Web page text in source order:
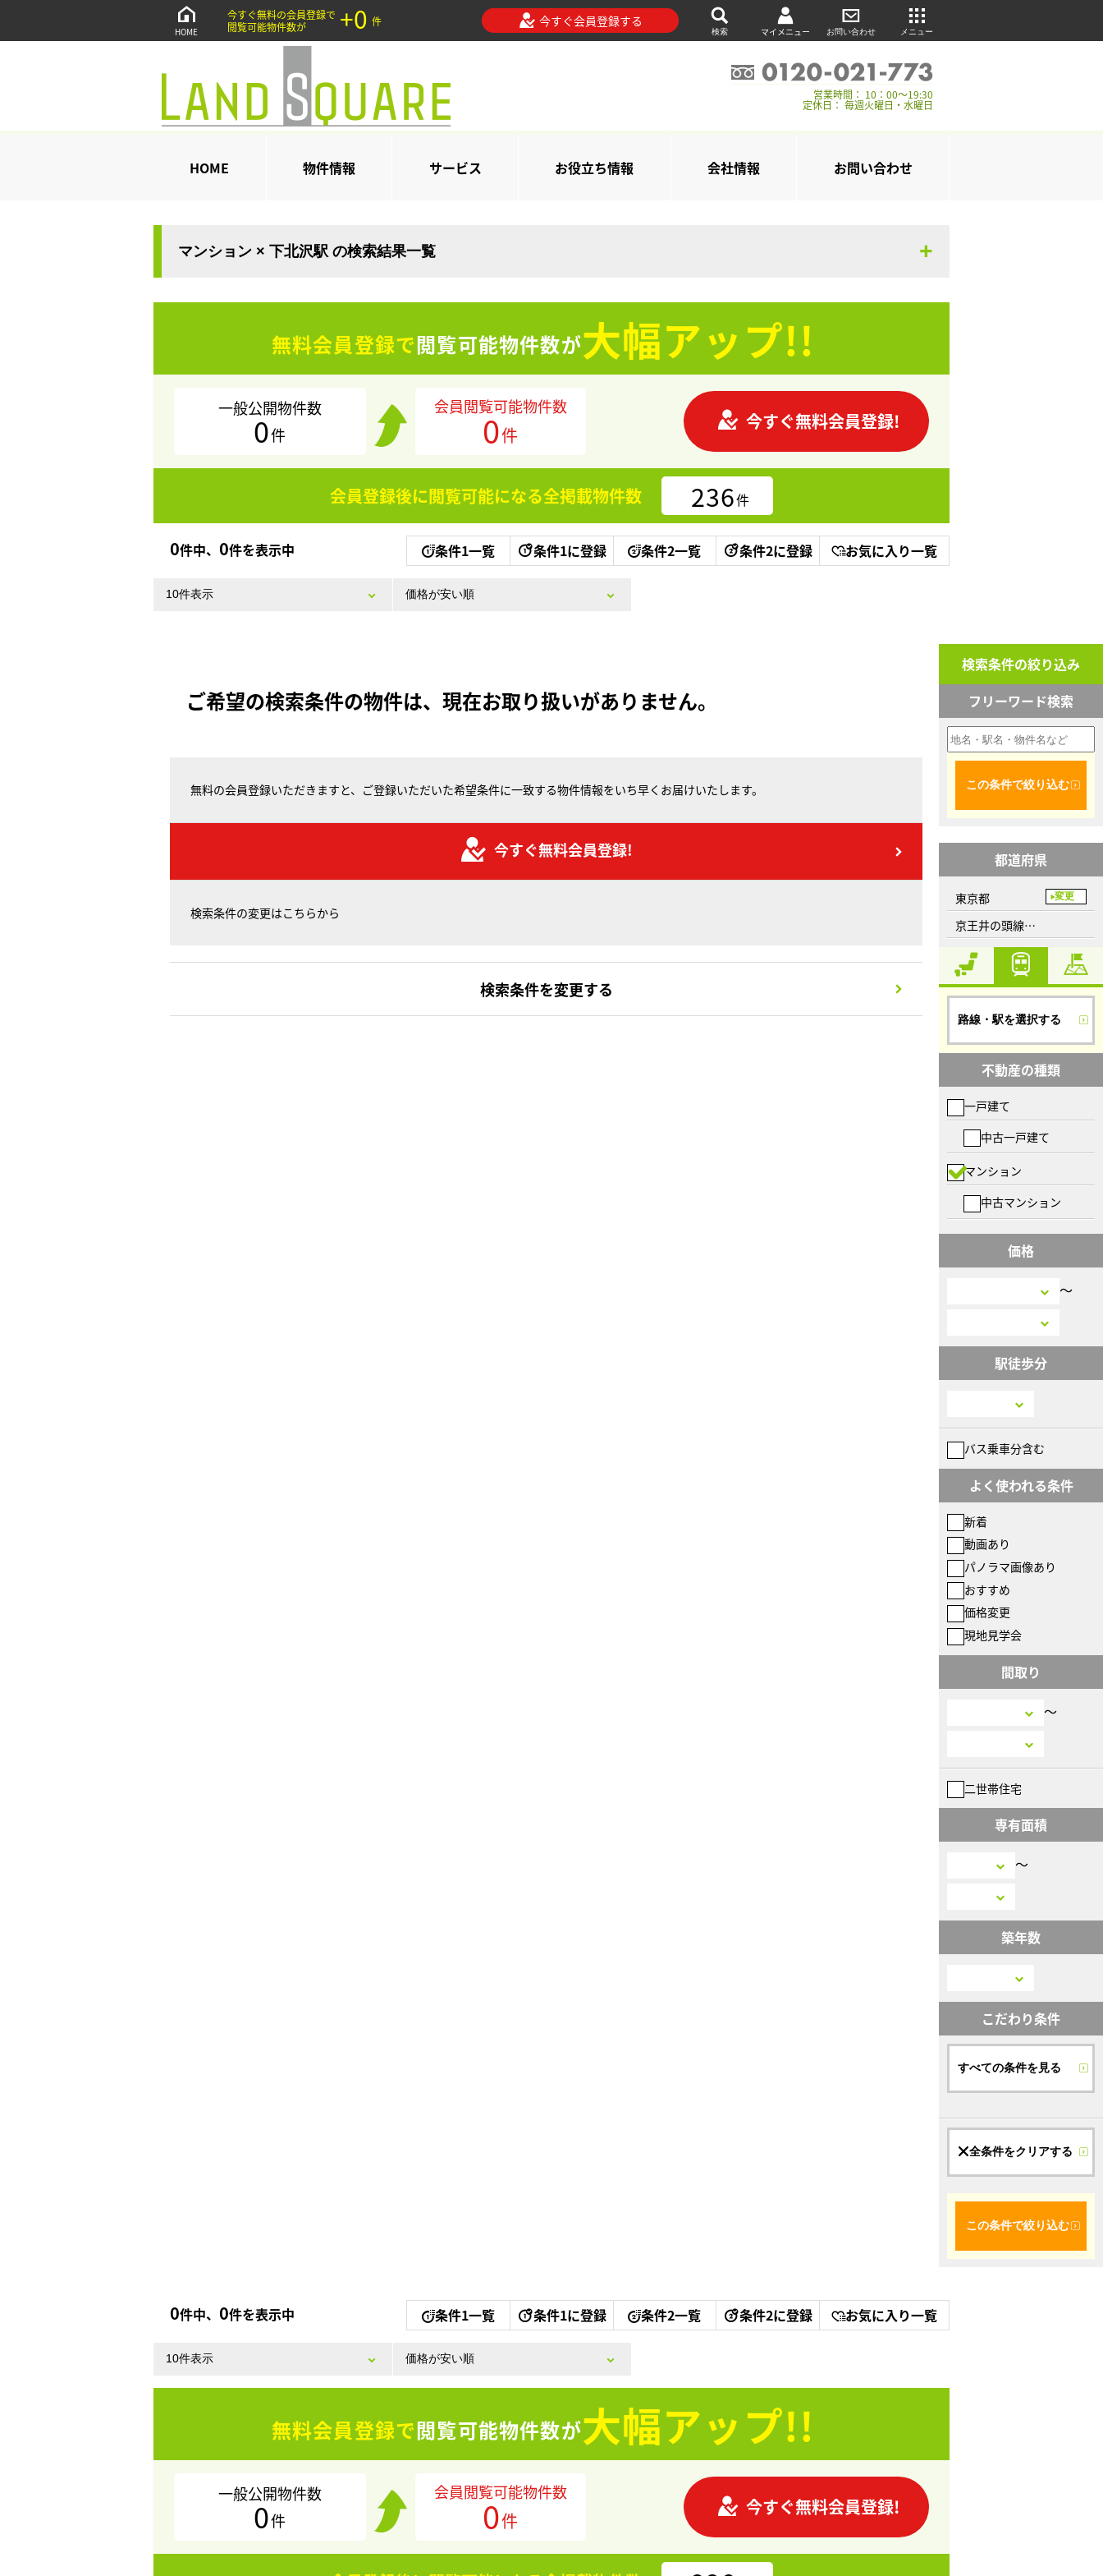
HOME
今すぐ無料の会員登録で
閲覧可能物件数が
+0 件 今すぐ会員登録する
検索 マイメニュー お問い合わせ メニュー
営業時間： 10：00～19:30
定休日： 毎週火曜日・水曜日
HOME 物件情報 サービス お役立ち情報 会社情報 お問い合わせ
マンション × 下北沢駅 の検索結果一覧
無料会員登録で閲覧可能物件数が大幅アップ!!
一般公開物件数
0件
会員閲覧可能物件数
0件
今すぐ無料会員登録!
会員登録後に閲覧可能になる全掲載物件数 236件
0件中、 0件を表示中 条件1一覧 条件1に登録 条件2一覧 条件2に登録 お気に入り一覧
ご希望の検索条件の物件は、現在お取り扱いがありません。
無料の会員登録いただきますと、ご登録いただいた希望条件に一致する物件情報をいち早くお届けいたします。
今すぐ無料会員登録!
検索条件の変更はこちらから
検索条件を変更する
検索条件の絞り込み
フリーワード検索
この条件で絞り込む
都道府県
東京都 変更
京王井の頭線、下北沢駅
路線・駅を選択する
不動産の種類
一戸建て
中古一戸建て
マンション
中古マンション
価格
〜
駅徒歩分
バス乗車分含む
よく使われる条件
新着
動画あり
パノラマ画像あり
おすすめ
価格変更
現地見学会
間取り
〜
二世帯住宅
専有面積
〜
築年数
こだわり条件
すべての条件を見る
全条件をクリアする
この条件で絞り込む
0件中、 0件を表示中 条件1一覧 条件1に登録 条件2一覧 条件2に登録 お気に入り一覧
無料会員登録で閲覧可能物件数が大幅アップ!!
一般公開物件数
0件
会員閲覧可能物件数
0件
今すぐ無料会員登録!